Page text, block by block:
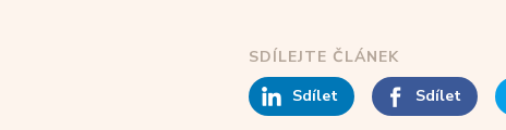
SDÍLEJTE ČLÁNEK
Sdílet
Sdílet